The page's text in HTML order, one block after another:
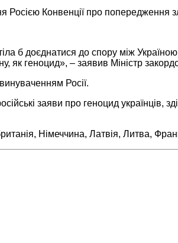
Конвенції про попередження
б доєднатися до спору між Україною
як геноцид», – заявив Міністр
Росії.
заяви про геноцид українців,
Німеччина, Латвія, Литва,